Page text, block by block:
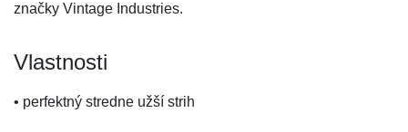
značky Vintage Industries.
Vlastnosti
• perfektný stredne užší strih